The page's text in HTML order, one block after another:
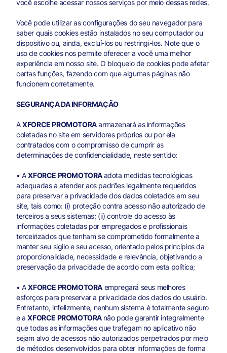
você escolhe acessar nossos serviços por meio dessas redes.
Você pode utilizar as configurações do seu navegador para
saber quais cookies estão instalados no seu computador ou
dispositivo ou, ainda, excluí-los ou restringi-los. Note que o
uso de cookies nos permite oferecer a você uma melhor
experiência em nosso site. O bloqueio de cookies pode afetar
certas funções, fazendo com que algumas páginas não
funcionem corretamente.
SEGURANÇA DA INFORMAÇÃO
AXFORCE PROMOTORAarmazenará as informações
coletadas no site em servidores próprios ou por ela
contratados com o compromisso de cumprir as
determinações de confidencialidade, neste sentido:
• AXFORCE PROMOTORAadota medidas tecnológicas
adequadas a atender aos padrões legalmente requeridos
para preservar a privacidade dos dados coletados em seu
site, tais como: (i) proteção contra acesso não autorizado de
terceiros a seus sistemas; (ii) controle do acesso às
informações coletadas por empregados e profissionais
terceirizados que tenham se comprometido formalmente a
manter seu sigilo e seu acesso, orientado pelos princípios da
proporcionalidade, necessidade e relevância, objetivando a
preservação da privacidade de acordo com esta política;
• AXFORCE PROMOTORA empregará seus melhores
esforços para preservar a privacidade dos dados do usuário.
Entretanto, infelizmente, nenhum sistema é totalmente seguro
e aXFORCE PROMOTORA não pode garantir integralmente
que todas as informações que trafegam no aplicativo não
sejam alvo de acessos não autorizados perpetrados por meio
de métodos desenvolvidos para obter informações de forma